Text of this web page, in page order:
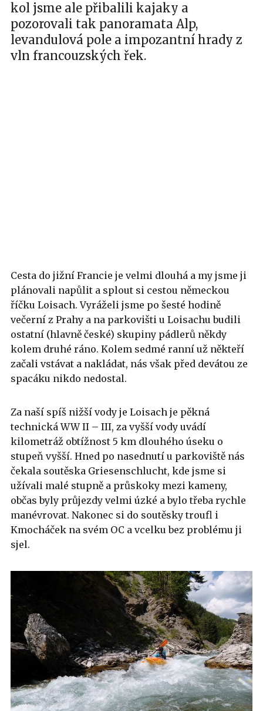
kol jsme ale přibalili kajaky a
pozorovali tak panoramata Alp,
levandulová pole a impozantní hrady z
vln francouzských řek.
Cesta do jižní Francie je velmi dlouhá a my jsme ji
plánovali napůlit a splout si cestou německou
říčku Loisach. Vyráželi jsme po šesté hodině
večerní z Prahy a na parkovišti u Loisachu budili
ostatní (hlavně české) skupiny pádlerů někdy
kolem druhé ráno. Kolem sedmé ranní už někteří
začali vstávat a nakládat, nás však před devátou ze
spacáku nikdo nedostal.
Za naší spíš nižší vody je Loisach je pěkná
technická WW II – III, za vyšší vody uvádí
kilometráž obtížnost 5 km dlouhého úseku o
stupeň vyšší. Hned po nasednutí u parkoviště nás
čekala soutěska Griesenschlucht, kde jsme si
užívali malé stupně a průskoky mezi kameny,
občas byly průjezdy velmi úzké a bylo třeba rychle
manévrovat. Nakonec si do soutěsky troufl i
Kmocháček na svém OC a vcelku bez problému ji
sjel.